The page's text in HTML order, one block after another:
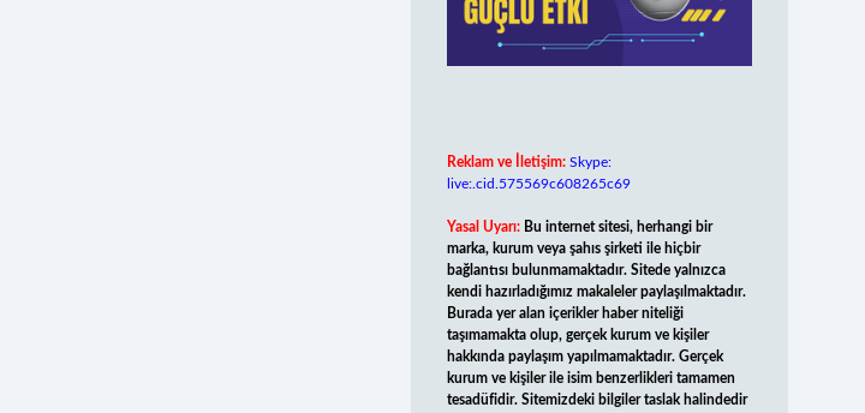
Reklam ve İletişim: Skype:
live:.cid.575569c608265c69
Yasal Uyarı: Bu internet sitesi, herhangi bir
marka, kurum veya şahıs şirketi ile hiçbir
bağlantısı bulunmamaktadır. Sitede yalnızca
kendi hazırladığımız makaleler paylaşılmaktadır.
Burada yer alan içerikler haber niteliği
taşımamakta olup, gerçek kurum ve kişiler
hakkında paylaşım yapılmamaktadır. Gerçek
kurum ve kişiler ile isim benzerlikleri tamamen
tesadüfidir. Sitemizdeki bilgiler taslak halindedir